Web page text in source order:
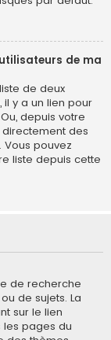
de ma
de deux
y a un lien pour
depuis votre
directement des
Vous pouvez
liste depuis cette
de recherche
de sujets. La
sur le lien
les pages du